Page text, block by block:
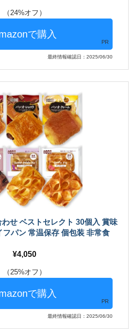
（24%オフ）
PR
最終情報確認日：2025/06/30
せ ベストセレクト 30個入 賞味
パン 常温保存 個包装 非常食
4,050
（25%オフ）
PR
最終情報確認日：2025/06/30